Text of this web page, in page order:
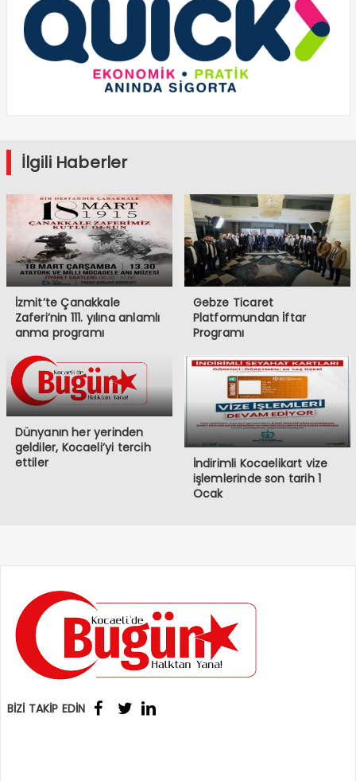
İlgili Haberler
İzmit’te Çanakkale
Zaferi’nin 111. yılına anlamlı
anma programı
Gebze Ticaret
Platformundan İftar
Programı
Dünyanın her yerinden
geldiler, Kocaeli’yi tercih
ettiler
İndirimli Kocaelikart vize
işlemlerinde son tarih 1
Ocak
BİZİ TAKİP EDİN